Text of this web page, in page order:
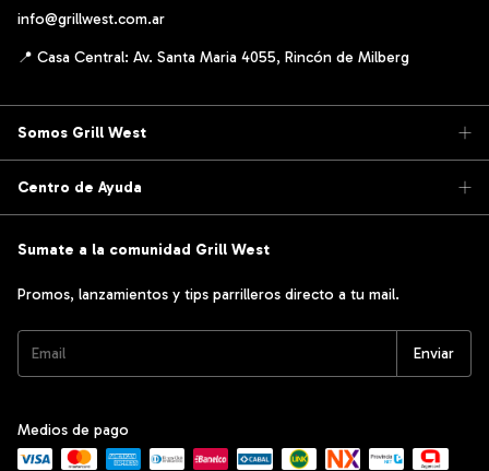
info@grillwest.com.ar
Somos Grill West
Centro de Ayuda
Sumate a la comunidad Grill West
Promos, lanzamientos y tips parrilleros directo a tu mail.
Medios de pago